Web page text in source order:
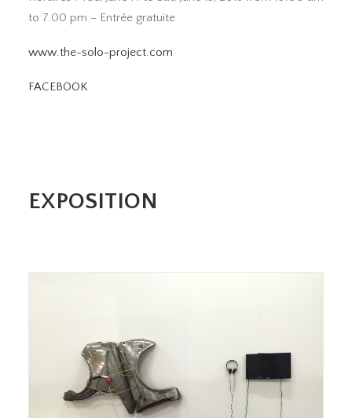
to 7.00 pm – Entrée gratuite
www.the-solo-project.com
FACEBOOK
EXPOSITION